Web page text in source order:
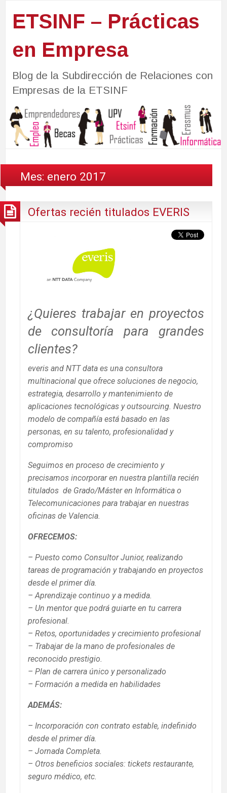
ETSINF – Prácticas
en Empresa
Blog de la Subdirección de Relaciones con
Empresas de la ETSINF
Mes: enero 2017
Ofertas recién titulados EVERIS
¿Quieres trabajar en proyectos
de consultoría para grandes
clientes?
everis and NTT data es una consultora
multinacional que ofrece soluciones de negocio,
estrategia, desarrollo y mantenimiento de
aplicaciones tecnológicas y outsourcing. Nuestro
modelo de compañía está basado en las
personas, en su talento, profesionalidad y
compromiso
Seguimos en proceso de crecimiento y
precisamos incorporar en nuestra plantilla recién
titulados de Grado/Máster en Informática o
Telecomunicaciones para trabajar en nuestras
oficinas de Valencia.
OFRECEMOS:
– Puesto como Consultor Junior, realizando
tareas de programación y trabajando en proyectos
desde el primer día.
– Aprendizaje continuo y a medida.
– Un mentor que podrá guiarte en tu carrera
profesional.
– Retos, oportunidades y crecimiento profesional
– Trabajar de la mano de profesionales de
reconocido prestigio.
– Plan de carrera único y personalizado
– Formación a medida en habilidades
ADEMÁS:
– Incorporación con contrato estable, indefinido
desde el primer día.
– Jornada Completa.
– Otros beneficios sociales: tickets restaurante,
seguro médico, etc.